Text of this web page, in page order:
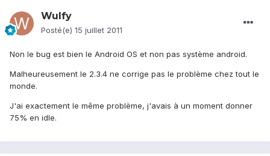
Wulfy
Posté(e) 15 juillet 2011
Non le bug est bien le Android OS et non pas système android.
Malheureusement le 2.3.4 ne corrige pas le problème chez tout le
monde.
J'ai exactement le même problème, j'avais à un moment donner
75% en idle.